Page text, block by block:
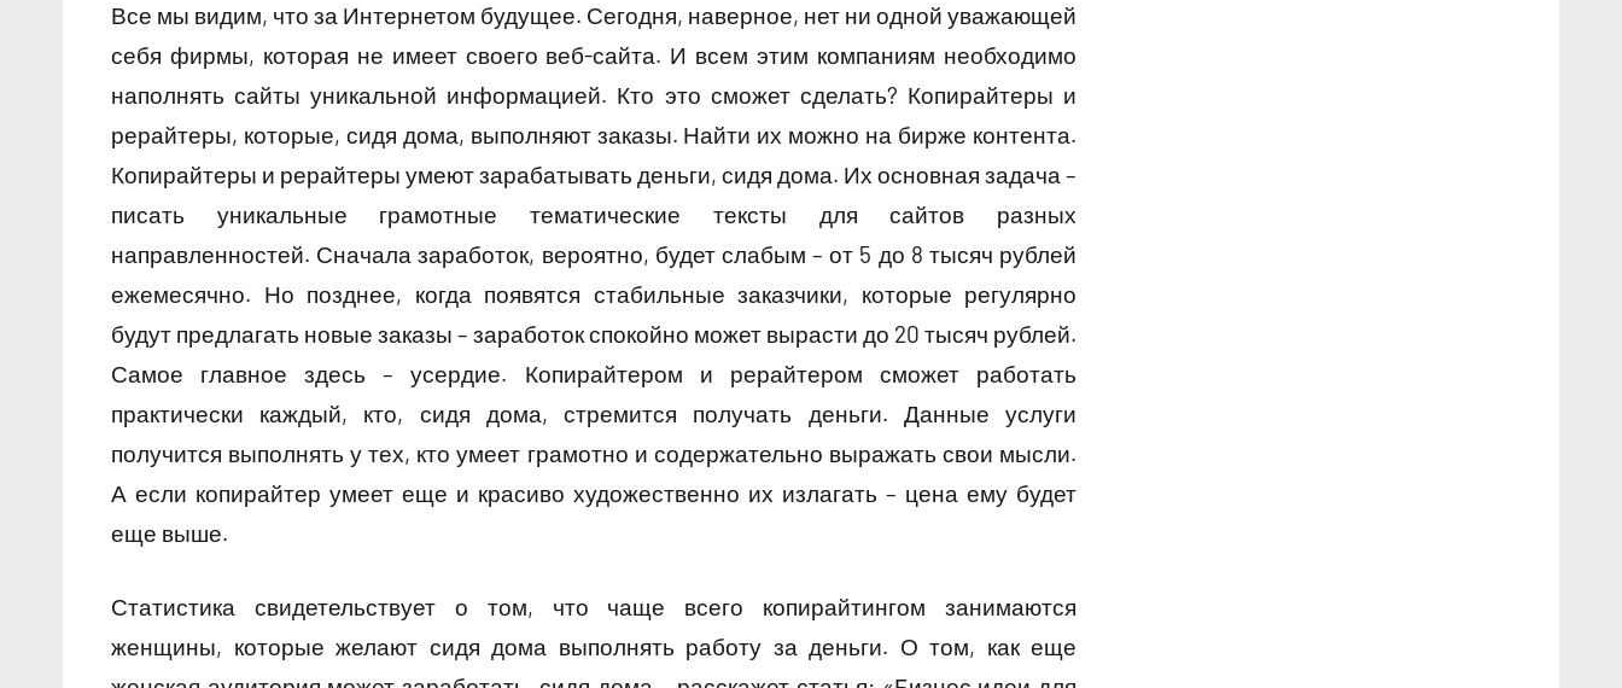
Все мы видим, что за Интернетом будущее. Сегодня, наверное, нет ни одной уважающей
себя фирмы, которая не имеет своего веб-сайта. И всем этим компаниям необходимо
наполнять сайты уникальной информацией. Кто это сможет сделать? Копирайтеры и
рерайтеры, которые, сидя дома, выполняют заказы. Найти их можно на бирже контента.
Копирайтеры и рерайтеры умеют зарабатывать деньги, сидя дома. Их основная задача –
писать уникальные грамотные тематические тексты для сайтов разных
направленностей. Сначала заработок, вероятно, будет слабым – от 5 до 8 тысяч рублей
ежемесячно. Но позднее, когда появятся стабильные заказчики, которые регулярно
будут предлагать новые заказы – заработок спокойно может вырасти до 20 тысяч рублей.
Самое главное здесь – усердие. Копирайтером и рерайтером сможет работать
практически каждый, кто, сидя дома, стремится получать деньги. Данные услуги
получится выполнять у тех, кто умеет грамотно и содержательно выражать свои мысли.
А если копирайтер умеет еще и красиво художественно их излагать – цена ему будет
еще выше.
Статистика свидетельствует о том, что чаще всего копирайтингом занимаются
женщины, которые желают сидя дома выполнять работу за деньги. О том, как еще